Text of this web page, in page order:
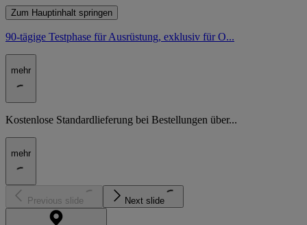
Zum Hauptinhalt springen
90-tägige Testphase für Ausrüstung, exklusiv für O...
mehr
Kostenlose Standardlieferung bei Bestellungen über...
mehr
Previous slide Next slide